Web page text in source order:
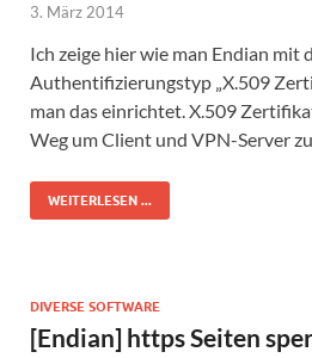
3. März 2014
Ich zeige hier wie man Endian mit
Authentifizierungstyp „X.509
man das einrichtet. X.509
Weg um Client und VPN-Server zu
WEITERLESEN ...
DIVERSE SOFTWARE
[Endian] https Seiten